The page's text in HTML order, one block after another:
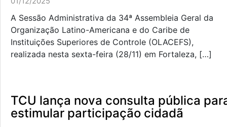
A Sessão Administrativa da 34ª Assembleia Geral da
Organização Latino-Americana e do Caribe de
Instituições Superiores de Controle (OLACEFS),
realizada nesta sexta-feira (28/11) em Fortaleza, […]
TCU lança nova consulta pública
estimular participação cidadã